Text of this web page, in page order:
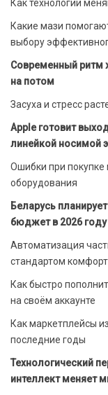
Как технологии
Какие мази
выбору
Современный ритм
на потом
Засуха и стресс
Apple готовит
линейкой носимой
Ошибки при
оборудования
Беларусь
бюджет в 2026 году
Автоматизация
стандартом
Как быстро
на своём аккаунте
Как маркетплейсы
последние годы
Технологический
интеллект меняет